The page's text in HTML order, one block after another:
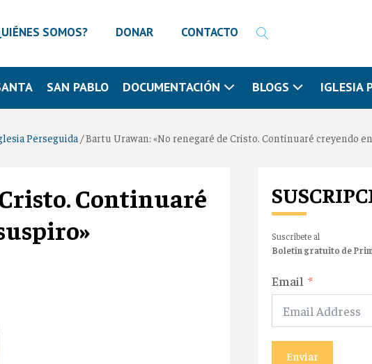
SOMOS? DONAR CONTACTO
SAN PABLO DOCUMENTACIÓN BLOGS IGLESIA
Perseguida /Bartu Urawan: «No renegaré de Cristo. Continuaré creyendo
Continuaré
Suscríbete al
Boletín gratuito de
Email
Enviar